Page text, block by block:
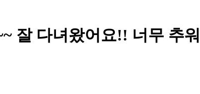
잘 다녀왔어요!! 너무 추